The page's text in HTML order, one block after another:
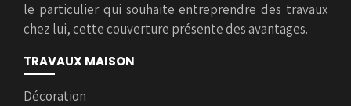
le particulier qui souhaite entreprendre des travaux
chez lui, cette couverture présente des avantages.
TRAVAUX MAISON
Décoration